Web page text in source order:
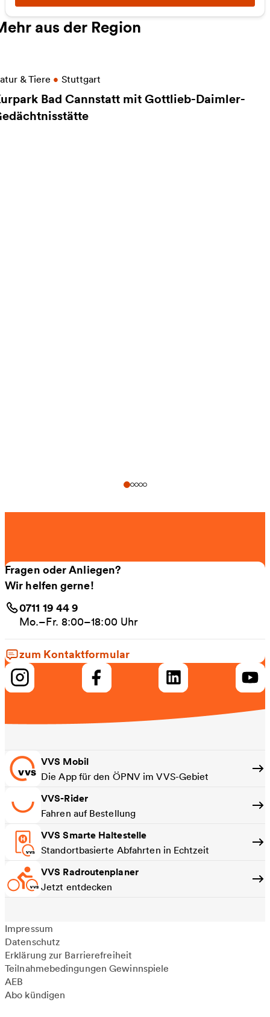
aus der Region
& Tiere • Stuttgart
Bad Cannstatt mit Gottlieb-Daimler-
Informationen zu Kurpark Bad Cannstatt
Fragen oder Anliegen?
Wir helfen gerne!
0711 19 44 9
Mo.–Fr. 8:00–18:00 Uhr
zum Kontaktformular
VVS Mobil
Die App für den ÖPNV im VVS-Gebiet
VVS-Rider
Fahren auf Bestellung
VVS Smarte Haltestelle
Standortbasierte Abfahrten in Echtzeit
VVS Radroutenplaner
Jetzt entdecken
Impressum
Datenschutz
Erklärung zur Barrierefreiheit
Teilnahmebedingungen Gewinnspiele
AEB
Abo kündigen